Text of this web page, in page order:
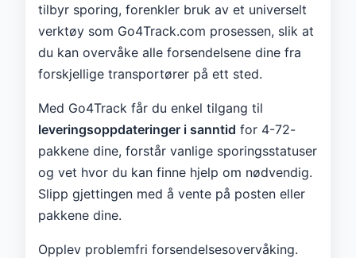
tilbyr sporing, forenkler bruk av et universelt
verktøy som Go4Track.com prosessen, slik at
du kan overvåke alle forsendelsene dine fra
forskjellige transportører på ett sted.
Med Go4Track får du enkel tilgang til
leveringsoppdateringer i sanntid for 4-72-
pakkene dine, forstår vanlige sporingsstatuser
og vet hvor du kan finne hjelp om nødvendig.
Slipp gjettingen med å vente på posten eller
pakkene dine.
Opplev problemfri forsendelsesovervåking.